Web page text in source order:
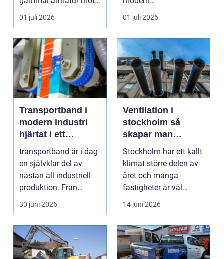
en ny. Företag, bosta...
01 juli 2026
plåtbearbetning. I en
industriregion som ...
01 juli 2026
Transportband i
modern industri
hjärtat i ett
effektivt flöde
transportband är i dag
en självklar del av
nästan all industriell
produktion. Från
stenbrott och åte...
30 juni 2026
Ventilation i
stockholm så
skapar man
hälsosam och
energieffektiv
inomhusluft
Stockholm har ett kallt
klimat större delen av
året och många
fastigheter är väl
isolerade för att s...
14 juni 2026